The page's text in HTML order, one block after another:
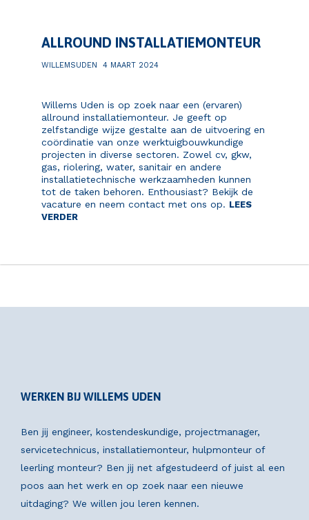
ALLROUND INSTALLATIEMONTEUR
WILLEMSUDEN 4 MAART 2024
Willems Uden is op zoek naar een (ervaren)
allround installatiemonteur. Je geeft op
zelfstandige wijze gestalte aan de uitvoering en
coördinatie van onze werktuigbouwkundige
projecten in diverse sectoren. Zowel cv, gkw,
gas, riolering, water, sanitair en andere
installatietechnische werkzaamheden kunnen
tot de taken behoren. Enthousiast? Bekijk de
vacature en neem contact met ons op. LEES
VERDER
WERKEN BIJ WILLEMS UDEN
Ben jij engineer, kostendeskundige, projectmanager,
servicetechnicus, installatiemonteur, hulpmonteur of
leerling monteur? Ben jij net afgestudeerd of juist al een
poos aan het werk en op zoek naar een nieuwe
uitdaging? We willen jou leren kennen.